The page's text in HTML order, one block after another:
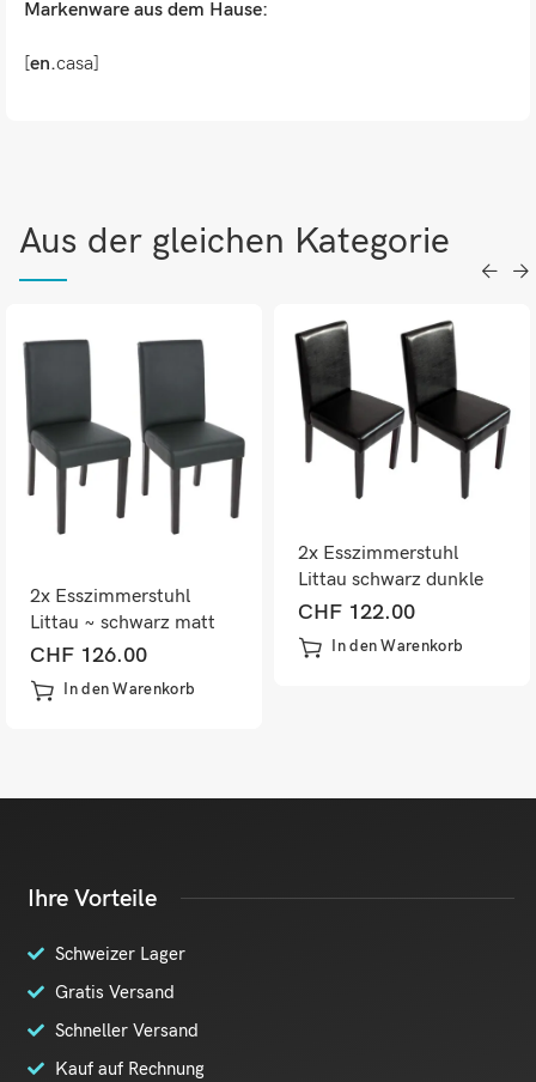
Markenware aus dem Hause:
[en.casa]
Aus der gleichen Kategorie
2x Esszimmerstuhl
Littau ~ schwarz matt
dunkle Beine
CHF 126.00
In den Warenkorb
2x Esszimmerstuhl
Littau schwarz dunkle
Beine
CHF 122.00
In den Warenkorb
Ihre Vorteile
Schweizer Lager
Gratis Versand
Schneller Versand
Kauf auf Rechnung